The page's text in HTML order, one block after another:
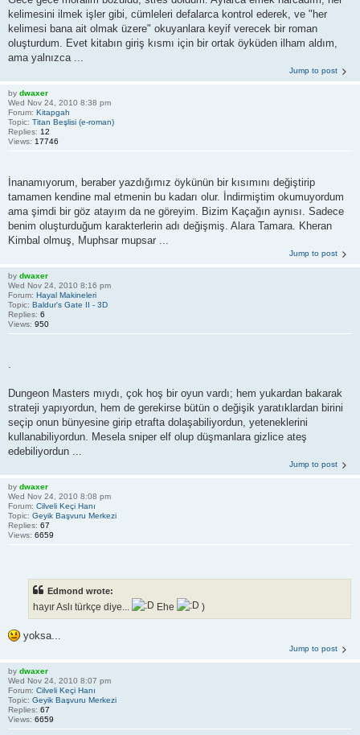
kelimesini ilmek işler gibi, cümleleri defalarca kontrol ederek, ve "her
kelimesi bana ait olmak üzere" okuyanlara keyif verecek bir roman
oluşturdum. Evet kitabın giriş kısmı için bir ortak öyküden ilham aldım,
ama yalnızca ...
Jump to post
by dwaxer
Wed Nov 24, 2010 8:38 pm
Forum: Kitapgah
Topic: Titan Beşlisi (e-roman)
Replies: 12
Views: 17746
İnanamıyorum, beraber yazdığımız öykünün bir kısımını değiştirip
tamamen kendine mal etmenin bu kadarı olur. İndirmiştim okumuyordum
ama şimdi bir göz atayım da ne göreyim. Bizim Kaçağın aynısı. Sadece
benim oluşturduğum karakterlerin adı değişmiş. Alara Tamara. Kheran
Kimbal olmuş, Muphsar mupsar ...
Jump to post
by dwaxer
Wed Nov 24, 2010 8:16 pm
Forum: Hayal Makineleri
Topic: Baldur's Gate II - 3D
Replies: 6
Views: 950
.
Dungeon Masters mıydı, çok hoş bir oyun vardı; hem yukardan bakarak
strateji yapıyordun, hem de gerekirse bütün o değişik yaratıklardan birini
seçip onun bünyesine girip etrafta dolaşabiliyordun, yeteneklerini
kullanabiliyordun. Mesela sniper elf olup düşmanlara gizlice ateş
edebiliyordun ...
Jump to post
by dwaxer
Wed Nov 24, 2010 8:08 pm
Forum: Cilveli Keçi Hanı
Topic: Geyik Başvuru Merkezi
Replies: 67
Views: 6659
Edmond wrote:
hayır Aslı türkçe diye... Ehe )
yoksa...
Jump to post
by dwaxer
Wed Nov 24, 2010 8:07 pm
Forum: Cilveli Keçi Hanı
Topic: Geyik Başvuru Merkezi
Replies: 67
Views: 6659